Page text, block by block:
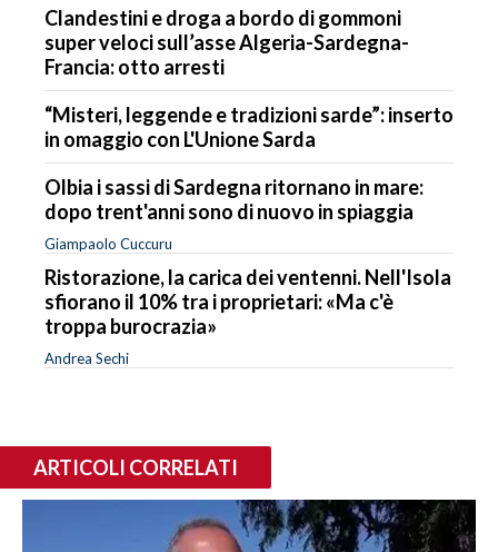
Clandestini e droga a bordo di gommoni
super veloci sull’asse Algeria-Sardegna-
Francia: otto arresti
“Misteri, leggende e tradizioni sarde”: inserto
in omaggio con L'Unione Sarda
Olbia i sassi di Sardegna ritornano in mare:
dopo trent'anni sono di nuovo in spiaggia
Giampaolo Cuccuru
Ristorazione, la carica dei ventenni. Nell'Isola
sfiorano il 10% tra i proprietari: «Ma c'è
troppa burocrazia»
Andrea Sechi
ARTICOLI CORRELATI